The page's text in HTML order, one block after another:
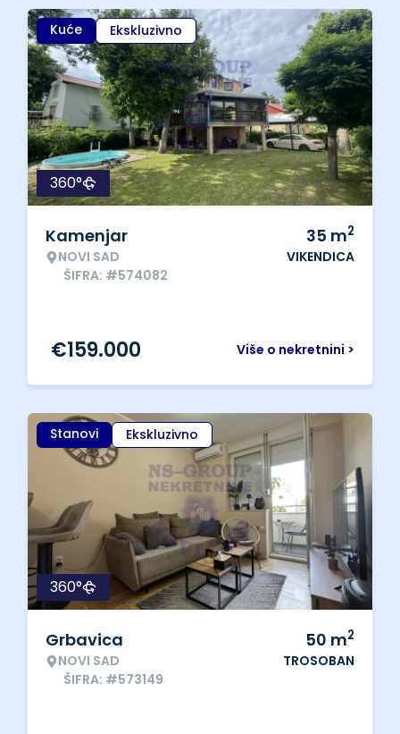
Kuće Ekskluzivno
360°
Kamenjar
NOVI SAD
ŠIFRA: #574082
35 m2
VIKENDICA
Više o nekretnini >
€159.000
Stanovi Ekskluzivno
360°
Grbavica
NOVI SAD
ŠIFRA: #573149
50 m2
TROSOBAN